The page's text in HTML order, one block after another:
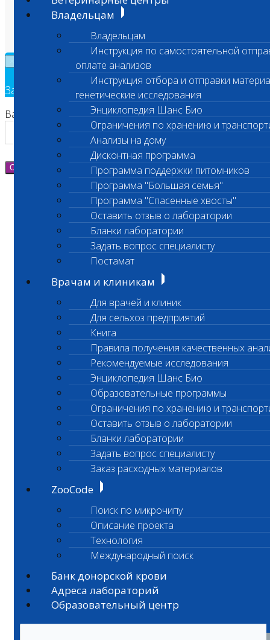
Владельцам
Владельцам
Инструкция по самостоятельной
оплате анализов
Инструкция отбора и отправки
генетические исследования
Энциклопедия Шанс Био
Ограничения по хранению и
Анализы на дому
Дисконтная программа
Программа поддержки питомников
Программа "Большая семья"
Программа "Спасенные хвосты"
Оставить отзыв о лаборатории
Бланки лаборатории
Задать вопрос специалисту
Постамат
Врачам и клиникам
Для врачей и клиник
Для сельхоз предприятий
Книга
Правила получения качественных
Рекомендуемые исследования
Энциклопедия Шанс Био
Образовательные программы
Ограничения по хранению и
Оставить отзыв о лаборатории
Бланки лаборатории
Задать вопрос специалисту
Заказ расходных материалов
ZooCode
Поиск по микрочипу
Описание проекта
Технология
Международный поиск
Банк донорской крови
Адреса лабораторий
Образовательный центр
Пользовательское соглашение
Техническая поддержка
Заявка на обратный звонок
Ваш номер телефона
Отправить